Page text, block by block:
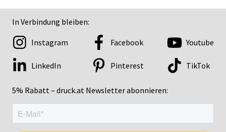
In Verbindung bleiben:
5% Rabatt – druck.at Newsletter abonnieren:
Instagram Facebook Youtube
LinkedIn Pinterest TikTok